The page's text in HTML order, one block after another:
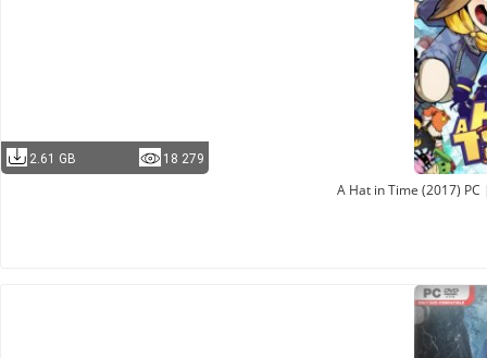
2.61 GB 18 279
A Hat in Time (2017) PC